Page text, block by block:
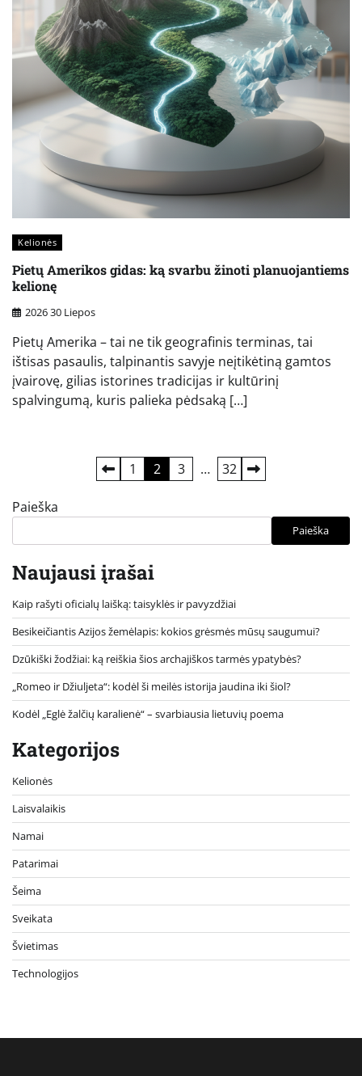
Kelionės
Pietų Amerikos gidas: ką svarbu žinoti planuojantiems
kelionę
2026 30 Liepos
Pietų Amerika – tai ne tik geografinis terminas, tai
ištisas pasaulis, talpinantis savyje neįtikėtiną gamtos
įvairovę, gilias istorines tradicijas ir kultūrinį
spalvingumą, kuris palieka pėdsaką […]
puslapiavimas
1 2 3 … 32
Paieška
Paieška
Naujausi įrašai
Kaip rašyti oficialų laišką: taisyklės ir pavyzdžiai
Besikeičiantis Azijos žemėlapis: kokios grėsmės mūsų saugumui?
Dzūkiški žodžiai: ką reiškia šios archajiškos tarmės ypatybės?
„Romeo ir Džiuljeta“: kodėl ši meilės istorija jaudina iki šiol?
Kodėl „Eglė žalčių karalienė“ – svarbiausia lietuvių poema
Kategorijos
Kelionės
Laisvalaikis
Namai
Patarimai
Šeima
Sveikata
Švietimas
Technologijos